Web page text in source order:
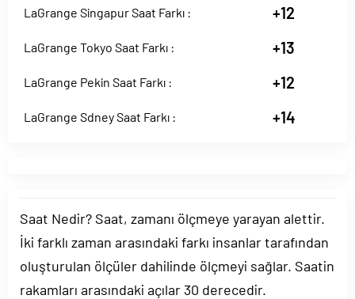
LaGrange Singapur Saat Farkı : +12
LaGrange Tokyo Saat Farkı : +13
LaGrange Pekin Saat Farkı : +12
LaGrange Sdney Saat Farkı : +14
Saat Nedir? Saat, zamanı ölçmeye yarayan alettir.
İki farklı zaman arasındaki farkı insanlar tarafından
oluşturulan ölçüler dahilinde ölçmeyi sağlar. Saatin
rakamları arasındaki açılar 30 derecedir.